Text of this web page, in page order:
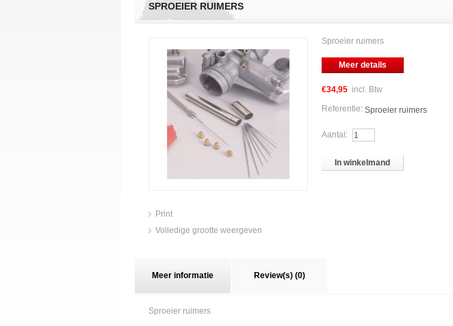
SPROEIER RUIMERS
Print
Volledige grootte weergeven
Sproeier ruimers
Meer details
€34,95 incl. Btw
Referentie: Sproeier ruimers
Aantal:
In winkelmand
Meer informatie Review(s) (0)
Sproeier ruimers